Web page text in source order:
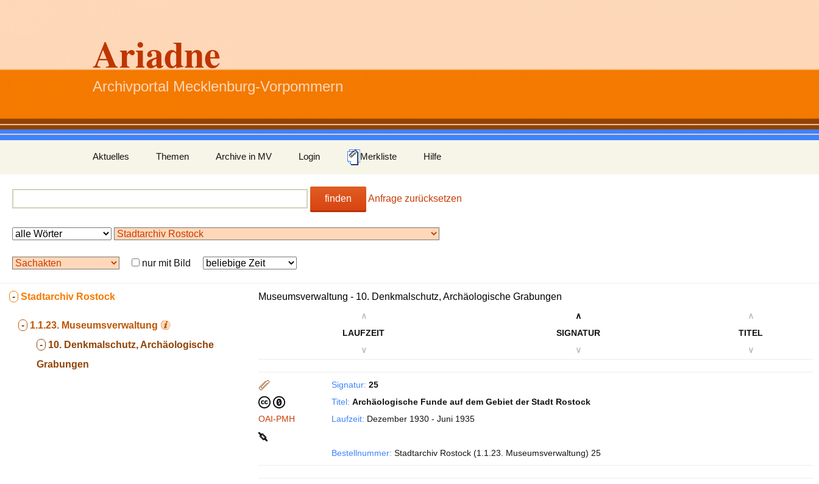
Ariadne
Archivportal Mecklenburg-Vorpommern
Inhalt
springen
Aktuelles Themen Archive in MV Login Merkliste Hilfe
finden Anfrage zurücksetzen
nur mit Bild
- Stadtarchiv Rostock
- 1.1.23. Museumsverwaltung
- 10. Denkmalschutz, Archäologische
Grabungen
Museumsverwaltung - 10. Denkmalschutz, Archäologische Grabungen
∧
LAUFZEIT
∨
∧
SIGNATUR
∨
∧
TITEL
∨
OAI-PMH
Signatur: 25
Titel: Archäologische Funde auf dem Gebiet der Stadt Rostock
Laufzeit: Dezember 1930 - Juni 1935
Bestellnummer: Stadtarchiv Rostock (1.1.23. Museumsverwaltung) 25